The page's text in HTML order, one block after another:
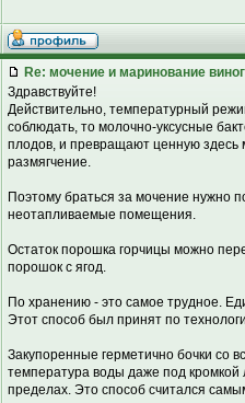
Re: мочение и маринование
Здравствуйте!
Действительно, температурный
соблюдать, то молочно-уксусные
плодов, и превращают ценную здесь
размягчение.
Поэтому браться за мочение нужно
неотапливаемые помещения.
Остаток порошка горчицы можно
порошок с ягод.
По хранению - это самое трудное.
Этот способ был принят по
Закупоренные герметично бочки со
температура воды даже под
пределах. Это способ считался